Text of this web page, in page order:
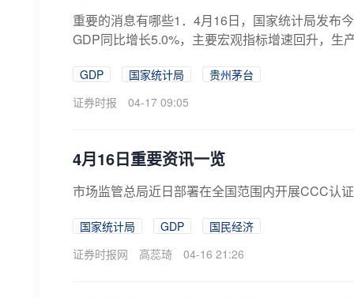
重要的消息有哪些1．4月16日，国家统计局发布
GDP同比增长5.0%，主要宏观指标增速回升，生
GDP 国家统计局
贵州茅台
证券时报
04-17 09:05
4月16日重要资讯一览
市场监管总局近日部署在全国范围内开展CCC认
国家统计局 GDP
国民经济
证券时报网
高蕊琦 04-16 21:26